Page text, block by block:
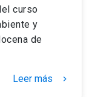
curso
y
de
Leer más keyboard_arrow_right